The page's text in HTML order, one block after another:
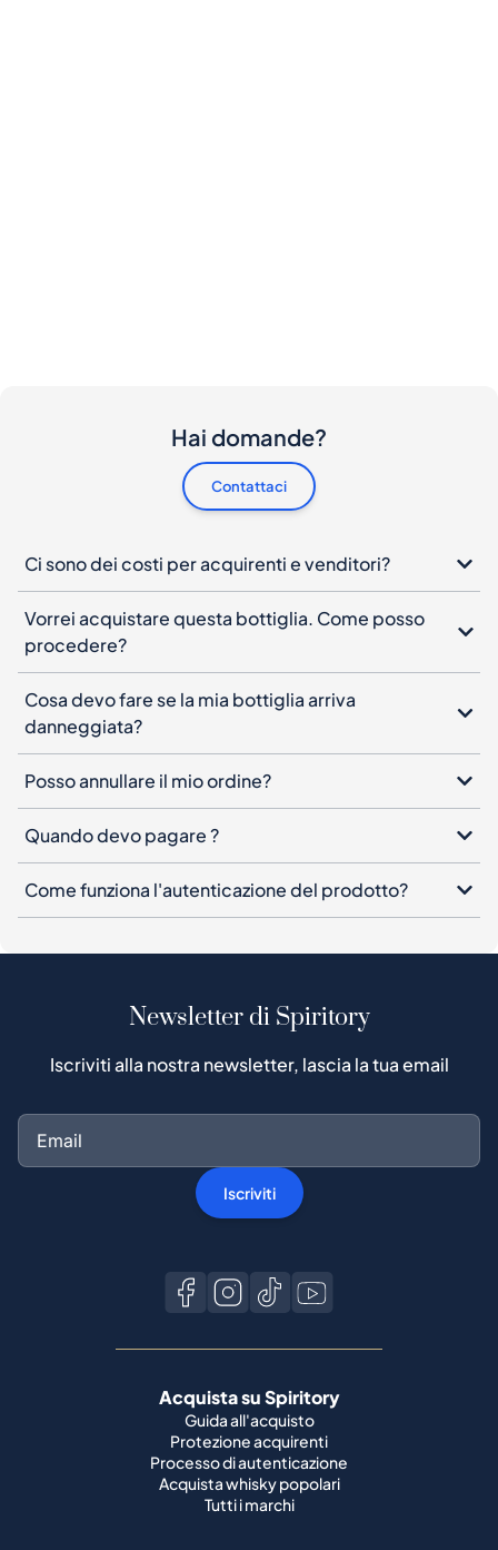
Hai domande?
Contattaci
Ci sono dei costi per acquirenti e venditori?
Vorrei acquistare questa bottiglia. Come posso
procedere?
Cosa devo fare se la mia bottiglia arriva
danneggiata?
Posso annullare il mio ordine?
Quando devo pagare ?
Come funziona l'autenticazione del prodotto?
Newsletter di Spiritory
Iscriviti alla nostra newsletter, lascia la tua email
Iscriviti
Acquista su Spiritory
Guida all'acquisto
Protezione acquirenti
Processo di autenticazione
Acquista whisky popolari
Tutti i marchi